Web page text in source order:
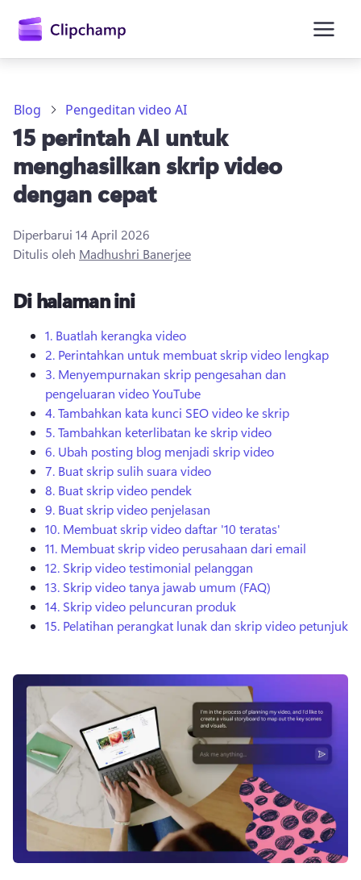
utama
Masuk
Blog Pengeditan video AI
15 perintah AI untuk
menghasilkan skrip video
dengan cepat
Diperbarui 14 April 2026
Ditulis oleh Madhushri Banerjee
Di halaman ini
1. Buatlah kerangka video
2. Perintahkan untuk membuat skrip video lengkap
3. Menyempurnakan skrip pengesahan dan
pengeluaran video YouTube
4.Tambahkan kata kunci SEO video ke skrip
5.Tambahkan keterlibatan ke skrip video
6. Ubah posting blog menjadi skrip video
7. Buat skrip sulih suara video
8. Buat skrip video pendek
9. Buat skrip video penjelasan
10. Membuat skrip video daftar '10 teratas'
11. Membuat skrip video perusahaan dari email
12.Skrip video testimonial pelanggan
13.Skrip video tanya jawab umum (FAQ)
14.Skrip video peluncuran produk
15. Pelatihan perangkat lunak dan skrip video petunjuk